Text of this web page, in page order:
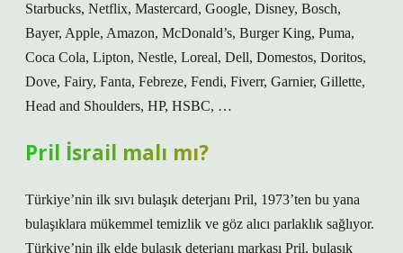
Starbucks, Netflix, Mastercard, Google, Disney, Bosch,
Bayer, Apple, Amazon, McDonald’s, Burger King, Puma,
Coca Cola, Lipton, Nestle, Loreal, Dell, Domestos, Doritos,
Dove, Fairy, Fanta, Febreze, Fendi, Fiverr, Garnier, Gillette,
Head and Shoulders, HP, HSBC, …
Pril İsrail malı mı?
Türkiye’nin ilk sıvı bulaşık deterjanı Pril, 1973’ten bu yana
bulaşıklara mükemmel temizlik ve göz alıcı parlaklık sağlıyor.
Türkiye’nin ilk elde bulaşık deterjanı markası Pril, bulaşık